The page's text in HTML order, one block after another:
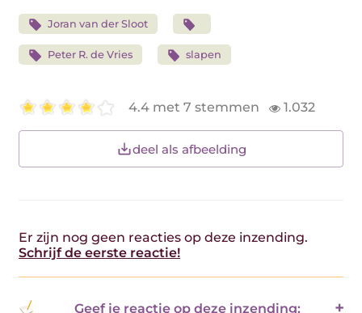
Joran van der Sloot
Peter R. de Vries slapen
4.4 met 7 stemmen 1.032
deel als afbeelding
Er zijn nog geen reacties op deze inzending.
Schrijf de eerste reactie!
Geef je reactie op deze inzending: